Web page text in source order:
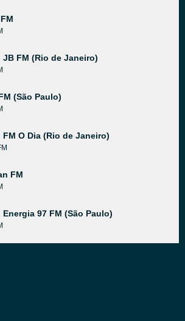
JB FM (Rio de Janeiro)
(São Paulo)
FM O Dia (Rio de Janeiro)
FM
Energia 97 FM (São Paulo)